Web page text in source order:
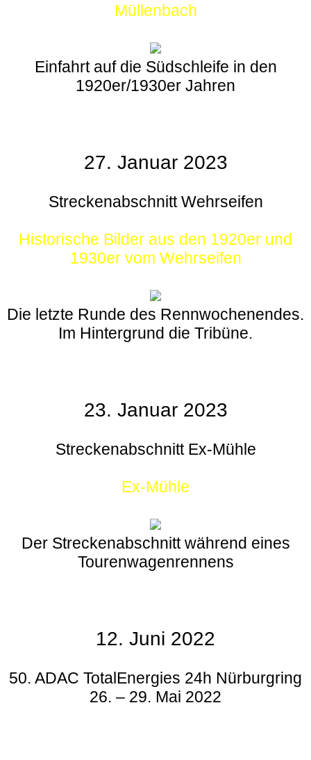
Müllenbach
Einfahrt auf die Südschleife in den
1920er/1930er Jahren
27. Januar 2023
Streckenabschnitt Wehrseifen
Historische Bilder aus den 1920er und
1930er vom Wehrseifen
Die letzte Runde des Rennwochenendes.
Im Hintergrund die Tribüne.
23. Januar 2023
Streckenabschnitt Ex-Mühle
Ex-Mühle
Der Streckenabschnitt während eines
Tourenwagenrennens
12. Juni 2022
50. ADAC TotalEnergies 24h Nürburgring
26. – 29. Mai 2022